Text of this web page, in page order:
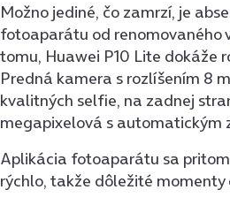
Možno jediné, čo zamrzí, je
fotoaparátu od renomovaného
tomu, Huawei P10 Lite dokáže
Predná kamera s rozlíšením 8
kvalitných selfie, na zadnej
megapixelová s automatickým
Aplikácia fotoaparátu sa
rýchlo, takže dôležité momenty